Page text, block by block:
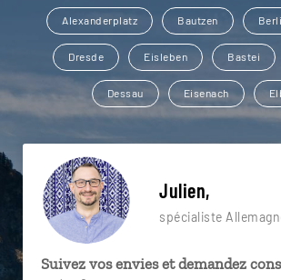
Alexanderplatz Bautzen
Dresde Eisleben Bastei
Dessau Eisenach
Julien,
spécialiste
Suivez vos envies et demandez